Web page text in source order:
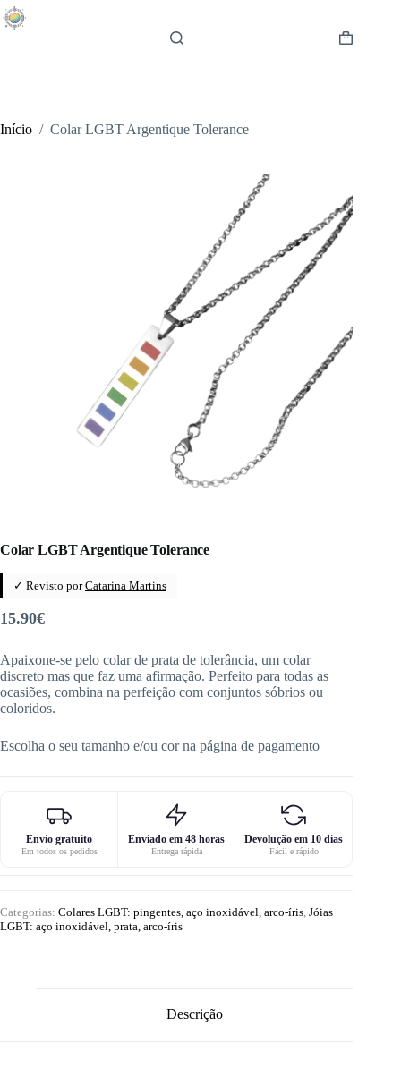
Pular
para
Carrinho
Início / Colar LGBT Argentique Tolerance
Colar LGBT Argentique Tolerance
✓ Revisto porCatarina Martins
15.90€
Apaixone-se pelo colar de prata de tolerância, um colar
discreto mas que faz uma afirmação. Perfeito para todas as
ocasiões, combina na perfeição com conjuntos sóbrios ou
coloridos.
Escolha o seu tamanho e/ou cor na página de pagamento
Envio gratuito
Em todos os pedidos
Enviado em 48 horas
Entrega rápida
Devolução em 10 dias
Fácil e rápido
Categorias: Colares LGBT: pingentes, aço inoxidável, arco-íris Jóias
LGBT: aço inoxidável, prata, arco-íris
Descrição